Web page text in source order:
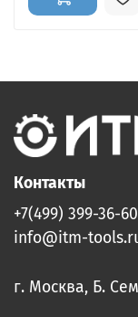
Контакты
+7(499) 399-36-60
info@itm-
г. Москва, Б.